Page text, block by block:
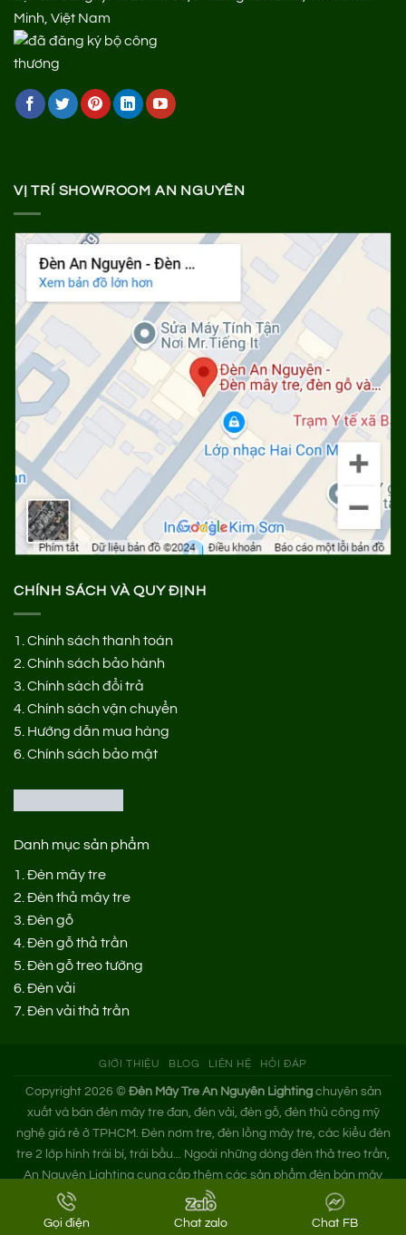
Gọi điện Chat zalo Chat FB
Minh, Việt Nam
VỊ TRÍ SHOWROOM AN NGUYÊN
CHÍNH SÁCH VÀ QUY ĐỊNH
1. Chính sách thanh toán
2. Chính sách bảo hành
3. Chính sách đổi trả
4. Chính sách vận chuyển
5. Hướng dẫn mua hàng
6. Chính sách bảo mật
Danh mục sản phẩm
1. Đèn mây tre
2. Đèn thả mây tre
3. Đèn gỗ
4. Đèn gỗ thả trần
5. Đèn gỗ treo tường
6. Đèn vải
7. Đèn vải thả trần
GIỚI THIỆU BLOG LIÊN HỆ HỎI ĐÁP
Copyright 2026 © Đèn Mây Tre An Nguyên Lightingchuyên sản
xuất và bán đèn mây tre đan, đèn vải, đèn gỗ, đèn thủ công mỹ
nghệ giá rẻ ở TPHCM. Đèn nơm tre, đèn lồng mây tre, các kiểu đèn
tre 2 lớp hình trái bí, trái bầu... Ngoài những dòng đèn thả treo trần,
An Nguyên Lighting cung cấp thêm các sản phẩm đèn bàn mây
tre. Nếu bạn cần tìm xưởng đèn mây tre trang trí hoặc mua đèn tre
đan giá sỉ hãy liên hệ ngay An Nguyên nhé!